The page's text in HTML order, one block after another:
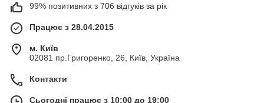
99% позитивних з 706 відгуків за рік
Працює з 28.04.2015
м. Київ
02081 пр.Григоренко, 26, Київ, Україна
Контакти
Сьогодні працює з 10:00 до 19:00